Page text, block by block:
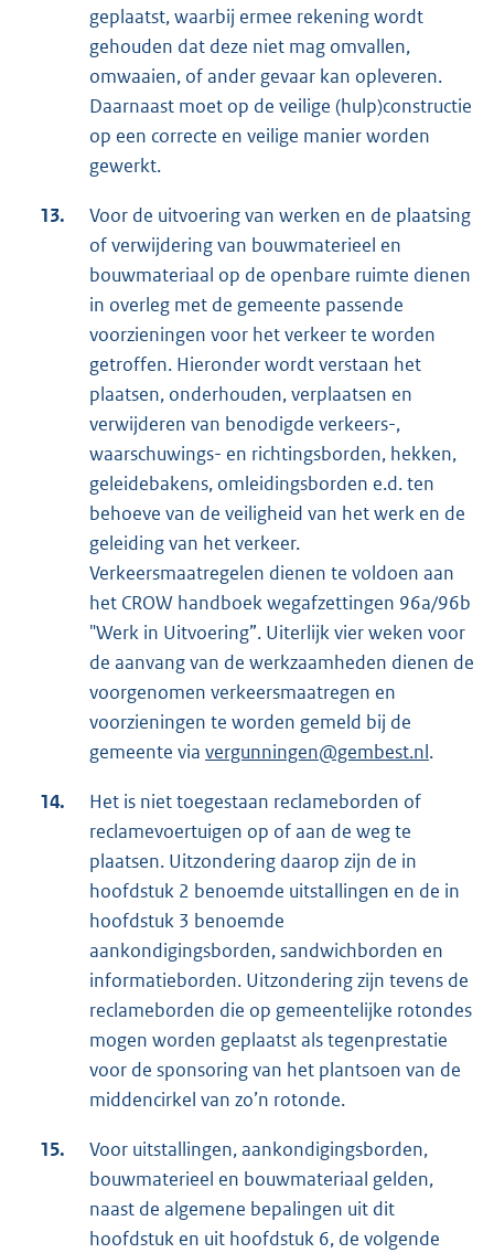
geplaatst, waarbij ermee rekening wordt
gehouden dat deze niet mag omvallen,
omwaaien, of ander gevaar kan opleveren.
Daarnaast moet op de veilige (hulp)constructie
op een correcte en veilige manier worden
gewerkt.
13.
Voor de uitvoering van werken en de plaatsing
of verwijdering van bouwmaterieel en
bouwmateriaal op de openbare ruimte dienen
in overleg met de gemeente passende
voorzieningen voor het verkeer te worden
getroffen. Hieronder wordt verstaan het
plaatsen, onderhouden, verplaatsen en
verwijderen van benodigde verkeers-,
waarschuwings- en richtingsborden, hekken,
geleidebakens, omleidingsborden e.d. ten
behoeve van de veiligheid van het werk en de
geleiding van het verkeer.
Verkeersmaatregelen dienen te voldoen aan
het CROW handboek wegafzettingen 96a/96b
"Werk in Uitvoering”. Uiterlijk vier weken voor
de aanvang van de werkzaamheden dienen de
voorgenomen verkeersmaatregen en
voorzieningen te worden gemeld bij de
gemeente via vergunningen@gembest.nl.
14.
Het is niet toegestaan reclameborden of
reclamevoertuigen op of aan de weg te
plaatsen. Uitzondering daarop zijn de in
hoofdstuk 2 benoemde uitstallingen en de in
hoofdstuk 3 benoemde
aankondigingsborden, sandwichborden en
informatieborden. Uitzondering zijn tevens de
reclameborden die op gemeentelijke rotondes
mogen worden geplaatst als tegenprestatie
voor de sponsoring van het plantsoen van de
middencirkel van zo’n rotonde.
15.
Voor uitstallingen, aankondigingsborden,
bouwmaterieel en bouwmateriaal gelden,
naast de algemene bepalingen uit dit
hoofdstuk en uit hoofdstuk 6, de volgende